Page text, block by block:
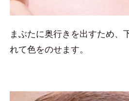
まぶたに奥行きを出すため、
れて色をのせます。